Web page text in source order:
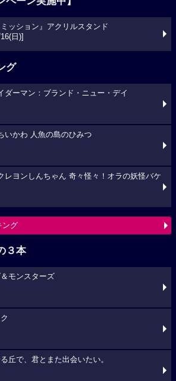
ミッション』アクリルスタンド
日)]
グ
ダーマン：ブランド・ニュー・デイ
いかわ 人魚の島のひみつ
レヨンしんちゃん 奇々怪々！オラの妖怪バケ
ング
３本
モンスターズ
丘で、君とまた出会いたい。